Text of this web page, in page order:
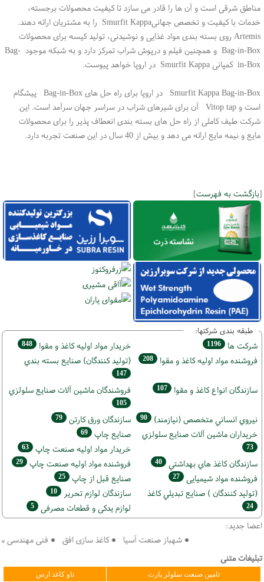
مناطق شرقی است و آن ها را قادر می سازد تا کیفیت محصولات برجسته،
خدمات با کیفیت و تخصص جهانیSmurfit Kappa را به مشتریان ارائه دهند.
Artemis روی بسته بندی مواد غذایی و نوشیدنی، تولید کیسه برای محصولات
Bag-in-Box و همچنین فیلم و درپوش شراب تمرکز دارد و به شبکه موجود Bag-
in-Box کمپانی Smurfit Kappa در اروپا خواهد پیوست.
Smurfit Kappa Bag-in-Box در اروپا برای راه حل های Bag-in-Box پیشگام
است و Vitop tap آن برای شیرهای شراب در سراسر جهان سرآمد است. این
شرکت طیف کاملی از راه حل های بسته بندی انعطاف پذیر را برای محصولات
مایع و نیمه مایع ارائه می دهد و بیش از 40 سال در این صنعت تجربه دارد.
[بازگشت به فهرست]
طبقه بندی شرکتها:
شركت ها 1196 خريدار مواد اوليه كاغذ و مقوا 848
فروشنده مواد اوليه كاغذ و مقوا 208 (تولید كنندگان) صنايع بسته بندي
147
سازندگان انواع کاغذ و مقوا 107 فروشندگان ماشين آلات صنايع سلولزي
105
نيروي انساني متخصص (نیازمند) 90 سازندگان ورق كارتن 79
خریداران ماشين آلات صنايع سلولزي
73
صنايع چاپ 69
خريدار مواد اوليه صنعت چاپ 63
سازندگان كاغذ هاي بهداشتي 40 فروشنده مواد اوليه صنعت چاپ 29
فروشنده مواد شیمیایی 27 صنايع قبل از چاپ 25
(تولید كنندگان ) صنايع تبديلي كاغذ
24
سازندگان لوازم تحریر 10
لوازم یدکی و قطعات مصرفی 5
اعضا جدید:
● شهباز صنعت آسیا ● کاغذ سازی افق ● فنی مهندسی
تبلیغات متنی
تامین صنعت سلولز پارت
تاو کاغذ ارس